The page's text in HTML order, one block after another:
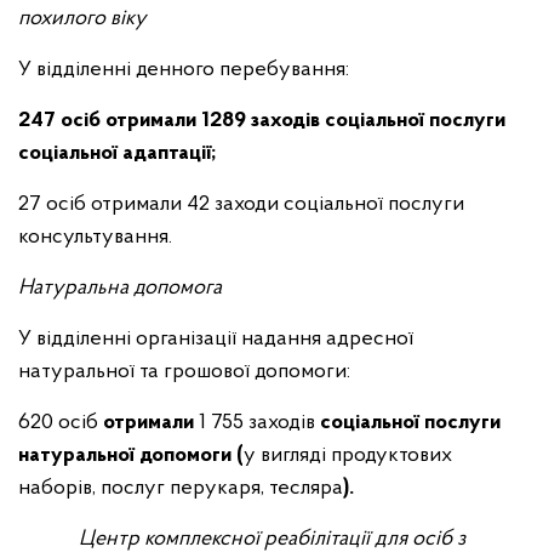
похилого віку
У відділенні денного перебування:
247 осіб отримали 1289 заходів соціальної послуги
соціальної адаптації;
27 осіб отримали 42 заходи соціальної послуги
консультування.
Натуральна допомога
У відділенні організації надання адресної
натуральної та грошової допомоги:
620 осіб отримали 1 755 заходів соціальної послуги
натуральної допомоги (у вигляді продуктових
наборів, послуг перукаря, тесляра).
Центр комплексної реабілітації для осіб з